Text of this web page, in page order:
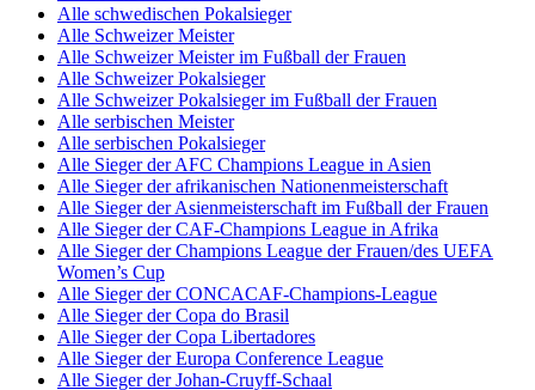
Alle schwedischen Pokalsieger
Alle Schweizer Meister
Alle Schweizer Meister im Fußball der Frauen
Alle Schweizer Pokalsieger
Alle Schweizer Pokalsieger im Fußball der Frauen
Alle serbischen Meister
Alle serbischen Pokalsieger
Alle Sieger der AFC Champions League in Asien
Alle Sieger der afrikanischen Nationenmeisterschaft
Alle Sieger der Asienmeisterschaft im Fußball der Frauen
Alle Sieger der CAF-Champions League in Afrika
Alle Sieger der Champions League der Frauen/des UEFA
Women’s Cup
Alle Sieger der CONCACAF-Champions-League
Alle Sieger der Copa do Brasil
Alle Sieger der Copa Libertadores
Alle Sieger der Europa Conference League
Alle Sieger der Johan-Cruyff-Schaal